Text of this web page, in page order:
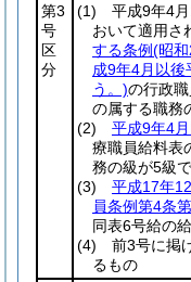
第3
号
区
分
(1) 平成9年4月
おいて適用さ
する条例(昭
成9年4月以後
う。)の行政
の属する職務
(2)
平成9年4
療職員給料表
務の級が5級
(3)
平成17年
員条例第4条
同表6号給の
(4) 前3号に掲
るもの